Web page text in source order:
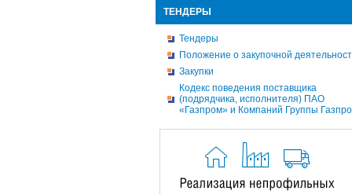
ТЕНДЕРЫ
Тендеры
Положение о закупочной
Закупки
Кодекс поведения поставщика
(подрядчика, исполнителя) ПАО
«Газпром» и Компаний Группы